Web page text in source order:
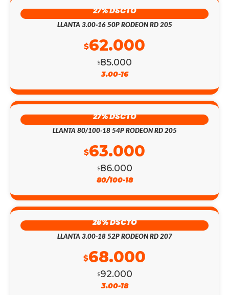
27% DSCTO
LLANTA 3.00-16 50P RODEON RD 205
$85.000
$62.000
3.00-16
27% DSCTO
LLANTA 80/100-18 54P RODEON RD 205
$86.000
$63.000
80/100-18
26% DSCTO
LLANTA 3.00-18 52P RODEON RD 207
$92.000
$68.000
3.00-18